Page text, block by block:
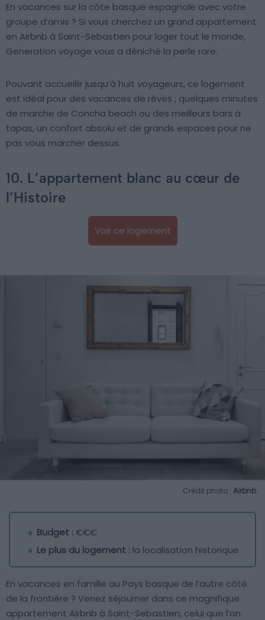
En vacances sur la côte basque espagnole avec votre
groupe d’amis ? Si vous cherchez un grand appartement
en Airbnb à Saint-Sebastien pour loger tout le monde,
Generation voyage vous a déniché la perle rare.
Pouvant accueillir jusqu’à huit voyageurs, ce logement
est idéal pour des vacances de rêves ; quelques minutes
de marche de Concha beach ou des meilleurs bars à
tapas, un confort absolu et de grands espaces pour ne
pas vous marcher dessus.
10. L’appartement blanc au cœur de
l’Histoire
Voir ce logement
Crédit photo : Airbnb
Budget :€€€
Le plus du logement : la localisation historique
En vacances en famille au Pays basque de l’autre côté
de la frontière ? Venez séjourner dans ce magnifique
appartement Airbnb à Saint-Sebastien, celui que l’on